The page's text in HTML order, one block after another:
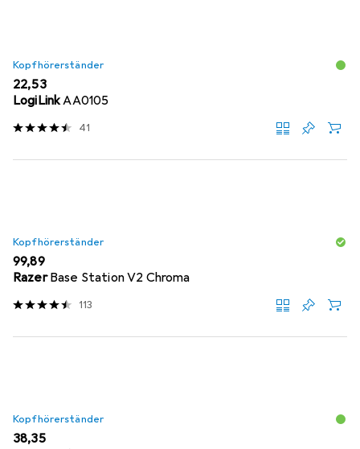
Kopfhörerständer
EUR
22,53
LogiLinkAA0105
41
Kopfhörerständer
EUR
99,89
Razer Base Station V2 Chroma
113
Kopfhörerständer
EUR
38,35